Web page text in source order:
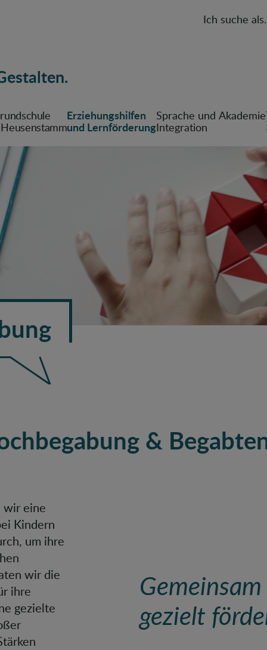
Ich suche
Erziehungs­hilfen
und Lern­förderung
Sprache und
Integration
Akademie
&
wir eine
Kindern
um ihre
wir die
ihre
gezielte
gezielt